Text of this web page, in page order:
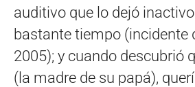
auditivo que lo dejó
bastante tiempo (incidente
2005); y cuando descubrió
(la madre de su papá),